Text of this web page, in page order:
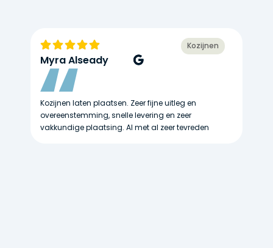
Myra Alseady
Kozijnen
Kozijnen laten plaatsen. Zeer fijne uitleg en
overeenstemming, snelle levering en zeer
vakkundige plaatsing. Al met al zeer tevreden